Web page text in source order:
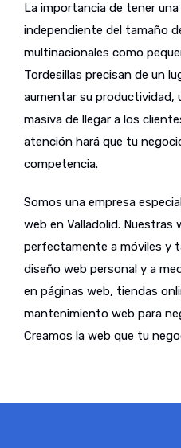
La importancia de tener
independiente del tamaño
multinacionales como
Tordesillas precisan de un
aumentar su productividad,
masiva de llegar a los
atención hará que tu
competencia.
Somos una empresa
web en Valladolid. Nuestras
perfectamente a móviles y
diseño web personal y a
en páginas web, tiendas
mantenimiento web para
Creamos la web que tu